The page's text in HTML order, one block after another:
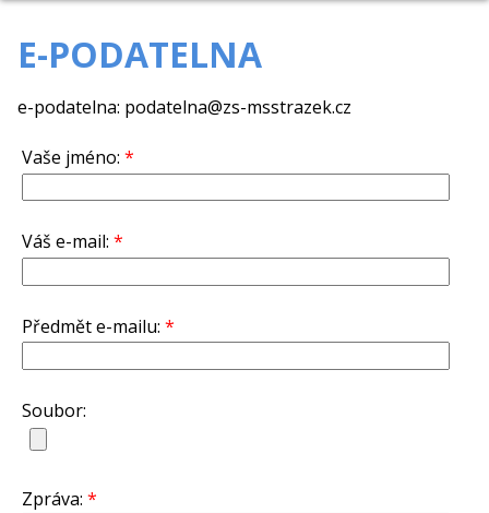
E-PODATELNA
e-podatelna: podatelna@zs-msstrazek.cz
Vaše jméno: *
Váš e-mail: *
Předmět e-mailu: *
Soubor:
Zpráva: *